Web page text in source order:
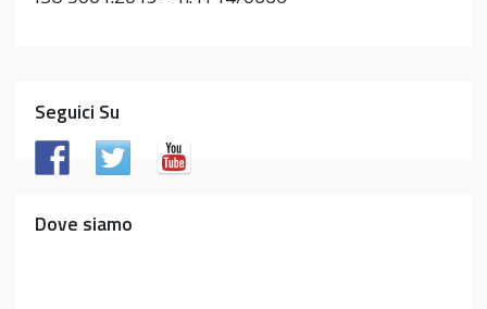
Seguici Su
Dove siamo